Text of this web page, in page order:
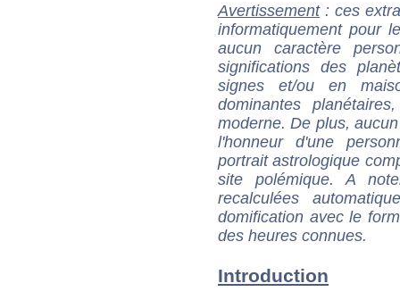
Avertissement: ces
informatiquement pour
aucun caractère
significations des
signes et/ou en
dominantes
moderne. De plus,
l'honneur d'une
portrait astrologique
site polémique. A
recalculées
domification avec le
des heures connues.
Introduction